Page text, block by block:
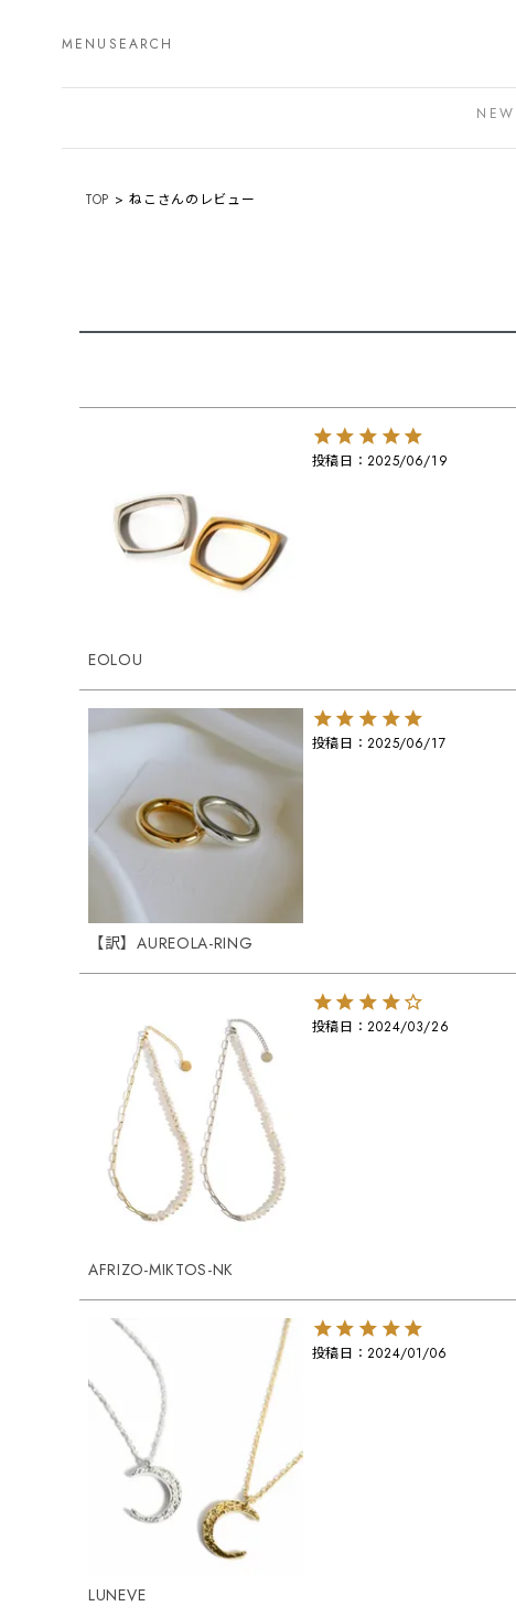
MENU SEARCH
NEW
TOP ねこさんのレビュー
EOLOU
投稿日 2025/06/19
【訳】AUREOLA-RING
投稿日 2025/06/17
AFRIZO-MIKTOS-NK
投稿日 2024/03/26
LUNEVE
投稿日 2024/01/06